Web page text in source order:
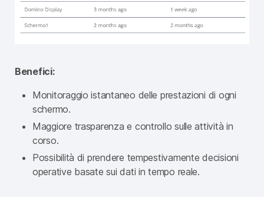
Benefici:
Monitoraggio istantaneo delle prestazioni di ogni
schermo.
Maggiore trasparenza e controllo sulle attività in
corso.
Possibilità di prendere tempestivamente decisioni
operative basate sui dati in tempo reale.